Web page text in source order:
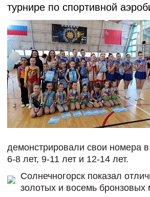
турнире по спортивной
демонстрировали свои номера в
6-8 лет, 9-11 лет и 12-14 лет.
Солнечногорск показал
золотых и восемь бронзовых